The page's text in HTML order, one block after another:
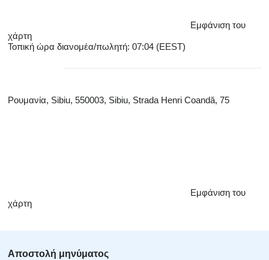
Εμφάνιση του
χάρτη
Τοπική ώρα διανομέα/πωλητή: 07:04 (EEST)
Ρουμανία, Sibiu, 550003, Sibiu, Strada Henri Coandă, 75
Εμφάνιση του
χάρτη
Αποστολή μηνύματος